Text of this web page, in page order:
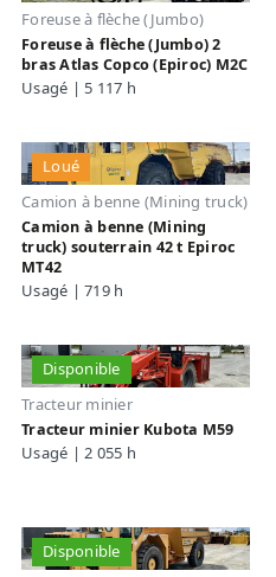
Foreuse à flèche (Jumbo)
Foreuse à flèche (Jumbo) 2
bras Atlas Copco (Epiroc) M2C
Usagé | 5 117 h
Loué
Camion à benne (Mining truck)
Camion à benne (Mining
truck) souterrain 42 t Epiroc
MT42
Usagé | 719 h
Disponible
Tracteur minier
Tracteur minier Kubota M59
Usagé | 2 055 h
Disponible